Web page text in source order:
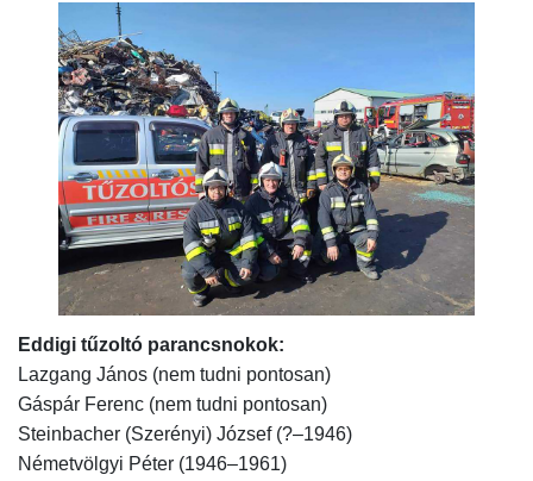
Eddigi tűzoltó parancsnokok:
Lazgang János (nem tudni pontosan)
Gáspár Ferenc (nem tudni pontosan)
Steinbacher (Szerényi) József (?–1946)
Németvölgyi Péter (1946–1961)